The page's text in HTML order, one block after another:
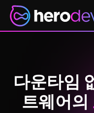
다운타임
트웨어의